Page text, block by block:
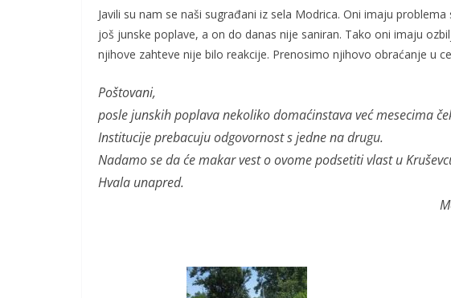
Javili su nam se naši sugrađani iz sela Modrica. Oni imaju
još junske poplave, a on do danas nije saniran. Tako oni imaju
njihove zahteve nije bilo reakcije. Prenosimo njihovo obraćanje u
Poštovani,
posle junskih poplava nekoliko domaćinstava već mesecima
Institucije prebacuju odgovornost s jedne na drugu.
Nadamo se da će makar vest o ovome podsetiti vlast u
Hvala unapred.